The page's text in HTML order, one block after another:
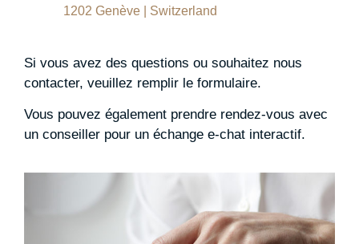
1202 Genève | Switzerland
Si vous avez des questions ou souhaitez nous
contacter, veuillez remplir le formulaire.
Vous pouvez également prendre rendez-vous avec
un conseiller pour un échange e-chat interactif.